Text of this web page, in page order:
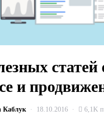
статей
и
Каблук 18.10.2016
6,1K